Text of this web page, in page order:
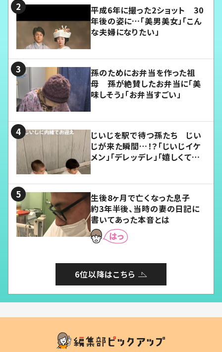
平成6年に撮った2ショット 30
年後の姿に…「美男美女」「こん
な夫婦になりたい」
孫のためにお弁当を作った祖
母 孫が絶賛したお弁当に「美
味しそう」「お弁当すごい」
じいじを駅で待つ孫たち じい
じが来た瞬間…！？「じいじイケ
メン」「デレッデレ」「嬉しくて可
生後8ヶ月で亡くなった息子
約3年半後、当時の妻の日記に
書いてあった本音とは
6位以降はこちら